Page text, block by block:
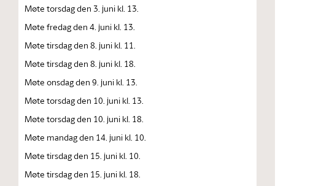
Møte torsdag den 3. juni kl. 13.
Møte fredag den 4. juni kl. 13.
Møte tirsdag den 8. juni kl. 11.
Møte tirsdag den 8. juni kl. 18.
Møte onsdag den 9. juni kl. 13.
Møte torsdag den 10. juni kl. 13.
Møte torsdag den 10. juni kl. 18.
Møte mandag den 14. juni kl. 10.
Møte tirsdag den 15. juni kl. 10.
Møte tirsdag den 15. juni kl. 18.